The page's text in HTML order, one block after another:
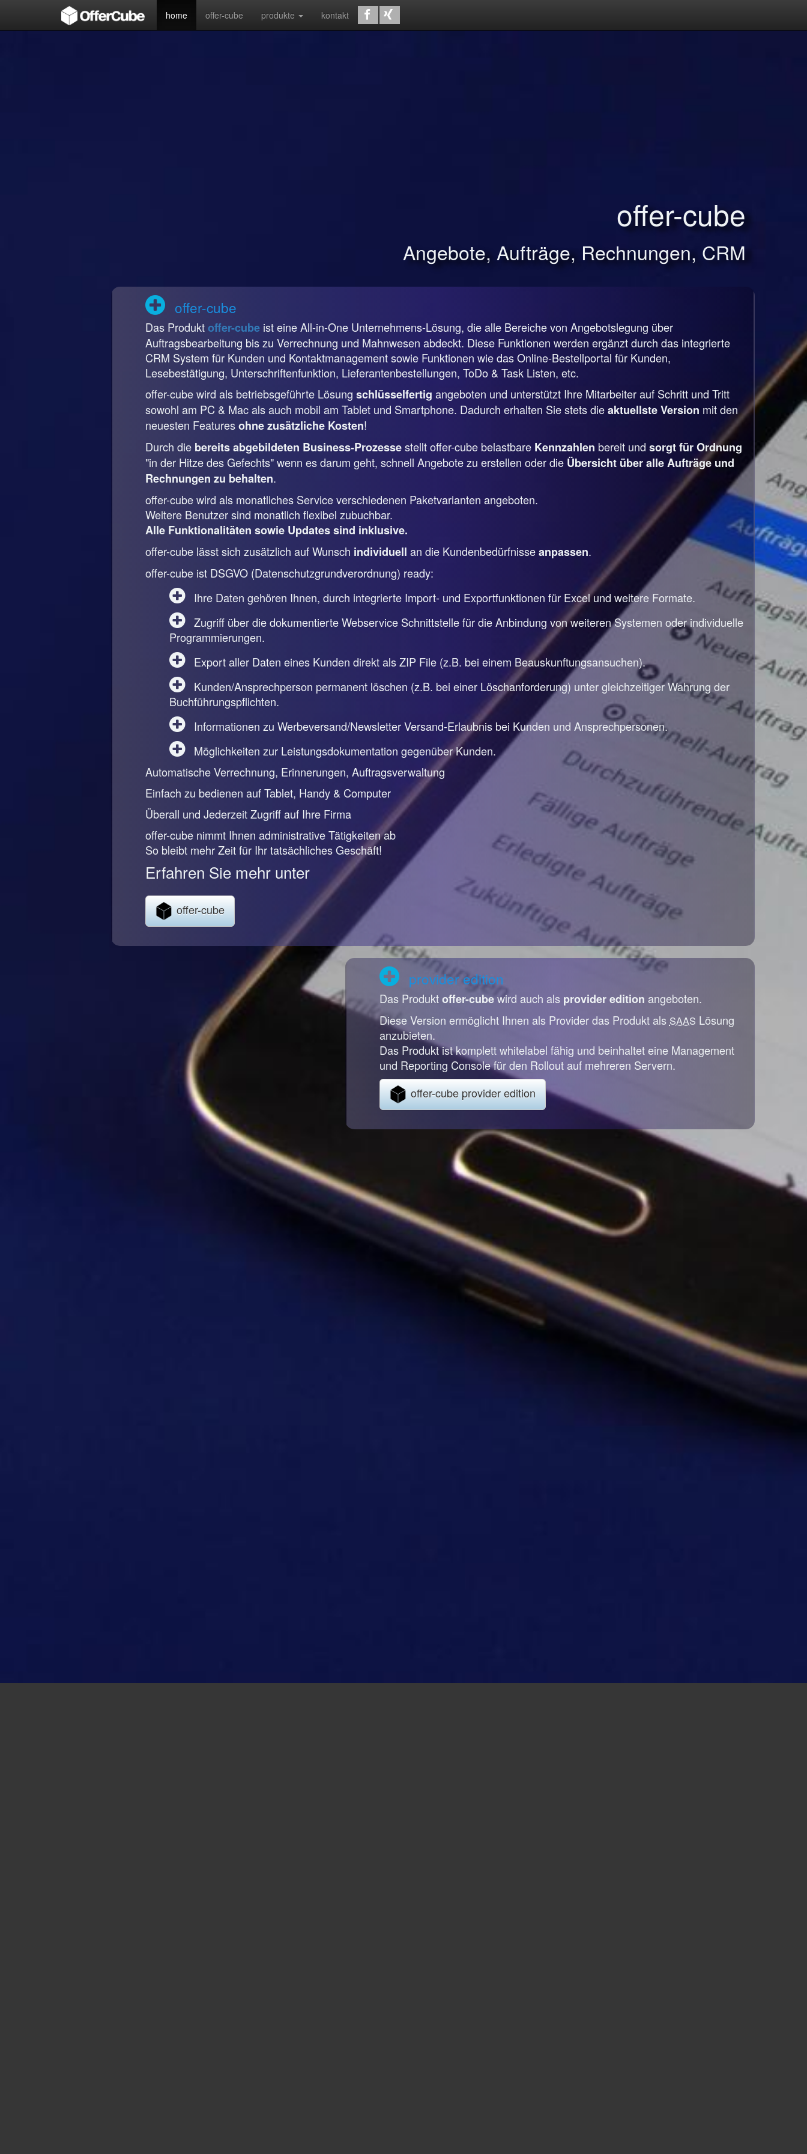
home offer-cube produkte kontakt
offer-cube
Angebote, Aufträge, Rechnungen, CRM
offer-cube
Das Produktoffer-cubeist eine All-in-One Unternehmens-Lösung, die alle Bereiche von Angebotslegung über
Auftragsbearbeitung bis zu Verrechnung und Mahnwesen abdeckt. Diese Funktionen werden ergänzt durch das integrierte
CRM System für Kunden und Kontaktmanagement sowie Funktionen wie das Online-Bestellportal für Kunden,
Lesebestätigung, Unterschriftenfunktion, Lieferantenbestellungen, ToDo & Task Listen, etc.
offer-cube wird als betriebsgeführte Lösung schlüsselfertig angeboten und unterstützt Ihre Mitarbeiter auf Schritt und Tritt
sowohl am PC & Mac als auch mobil am Tablet und Smartphone. Dadurch erhalten Sie stets dieaktuellste Version mit den
neuesten Featuresohne zusätzliche Kosten!
Durch die bereits abgebildeten Business-Prozessestellt offer-cube belastbare Kennzahlen bereit und sorgt für Ordnung
"in der Hitze des Gefechts" wenn es darum geht, schnell Angebote zu erstellen oder die Übersicht über alle Aufträge und
Rechnungen zu behalten.
offer-cube wird als monatliches Service verschiedenen Paketvarianten angeboten.
Weitere Benutzer sind monatlich flexibel zubuchbar.
Alle Funktionalitäten sowie Updates sind inklusive.
offer-cube lässt sich zusätzlich auf Wunsch individuell an die Kundenbedürfnisseanpassen.
offer-cube ist DSGVO (Datenschutzgrundverordnung) ready:
Ihre Daten gehören Ihnen, durch integrierte Import- und Exportfunktionen für Excel und weitere Formate.
Zugriff über die dokumentierte Webservice Schnittstelle für die Anbindung von weiteren Systemen oder individuelle
Programmierungen.
Export aller Daten eines Kunden direkt als ZIP File (z.B. bei einem Beauskunftungsansuchen).
Kunden/Ansprechperson permanent löschen (z.B. bei einer Löschanforderung) unter gleichzeitiger Wahrung der
Buchführungspflichten.
Informationen zu Werbeversand/Newsletter Versand-Erlaubnis bei Kunden und Ansprechpersonen.
Möglichkeiten zur Leistungsdokumentation gegenüber Kunden.
Automatische Verrechnung, Erinnerungen, Auftragsverwaltung
Einfach zu bedienen auf Tablet, Handy & Computer
Überall und Jederzeit Zugriff auf Ihre Firma
offer-cube nimmt Ihnen administrative Tätigkeiten ab
So bleibt mehr Zeit für Ihr tatsächliches Geschäft!
Erfahren Sie mehr unter
offer-cube
provider edition
Das Produktoffer-cubewird auch als provider edition angeboten.
Diese Version ermöglicht Ihnen als Provider das Produkt als SAAS Lösung
anzubieten.
Das Produkt ist komplett whitelabel fähig und beinhaltet eine Management
und Reporting Console für den Rollout auf mehreren Servern.
offer-cube provider edition